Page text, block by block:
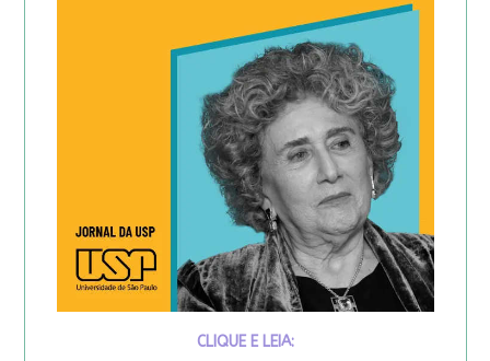
CLIQUE E LEIA: